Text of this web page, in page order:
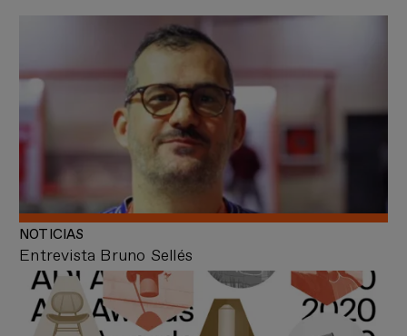
Entrevista Bruno Sellés
NOTICIAS